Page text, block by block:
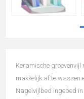
Keramische
makkelijk af te wassen
Nagelvijlbed ingebed